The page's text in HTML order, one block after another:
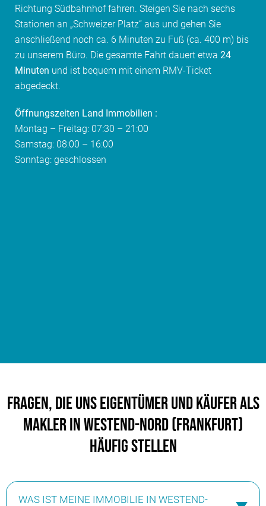
Richtung Südbahnhof fahren. Steigen Sie nach sechs
Stationen an „Schweizer Platz“ aus und gehen Sie
anschließend noch ca. 6 Minuten zu Fuß (ca. 400 m) bis
zu unserem Büro. Die gesamte Fahrt dauert etwa 24
Minuten und ist bequem mit einem RMV-Ticket
abgedeckt.
Öffnungszeiten Land Immobilien :
Montag – Freitag: 07:30 – 21:00
Samstag: 08:00 – 16:00
Sonntag: geschlossen
Fragen, die uns Eigentümer und Käufer als
Makler in Westend-Nord (Frankfurt)
häufig stellen
WAS IST MEINE IMMOBILIE IN WESTEND-